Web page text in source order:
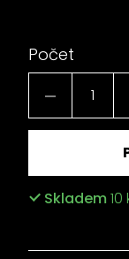
Počet
Skladem10